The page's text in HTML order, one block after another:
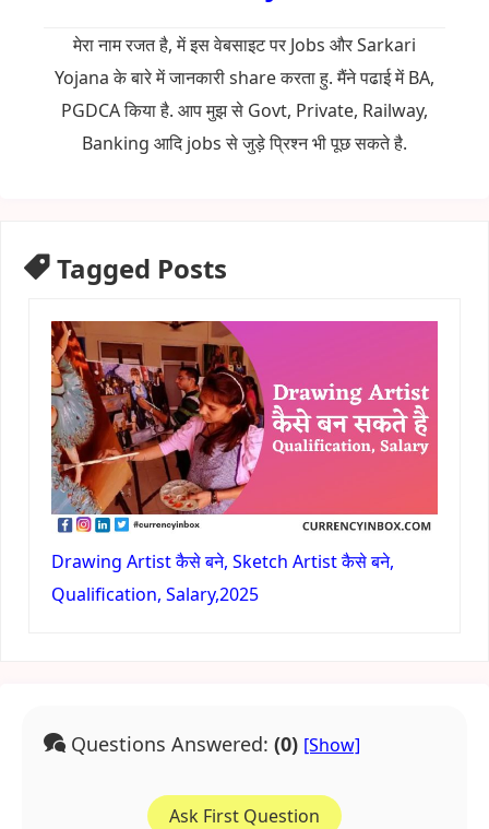
मेरा नाम रजत है, में इस वेबसाइट पर Jobs और Sarkari
Yojana के बारे में जानकारी share करता हु. मैंने पढाई में BA,
PGDCA किया है. आप मुझ से Govt, Private, Railway,
Banking आदि jobs से जुड़े प्रिश्न भी पूछ सकते है.
Tagged Posts
Drawing Artist कैसे बने, Sketch Artist कैसे बने,
Qualification, Salary,2025
Questions Answered: (0)
Ask First Question